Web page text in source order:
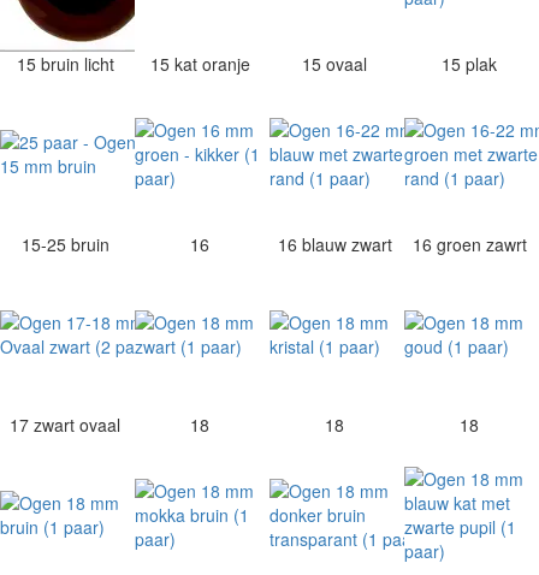
15 bruin licht 15 kat oranje 15 ovaal 15 plak
15-25 bruin 16 16 blauw zwart 16 groen zawrt
17 zwart ovaal 18 18 18